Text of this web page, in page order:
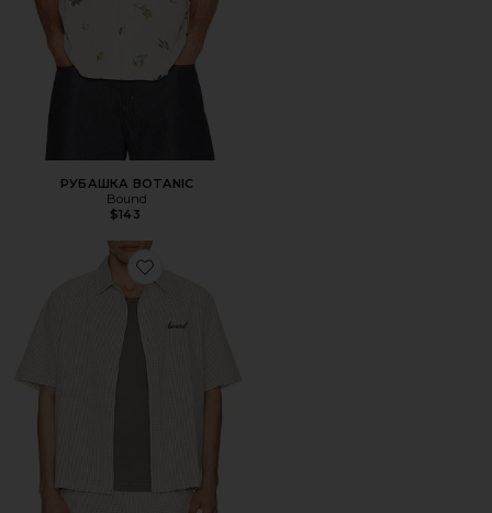
РУБАШКА BOTANIC
Bound
$143
Favorite РУБАШКА GINGHAM